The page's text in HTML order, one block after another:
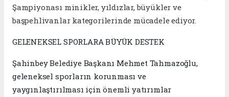
Şampiyonası minikler, yıldızlar, büyükler ve
başpehlivanlar kategorilerinde mücadele ediyor.
GELENEKSEL SPORLARA BÜYÜK DESTEK
Şahinbey Belediye Başkanı Mehmet Tahmazoğlu,
geleneksel sporların korunması ve
yaygınlaştırılması için önemli yatırımlar